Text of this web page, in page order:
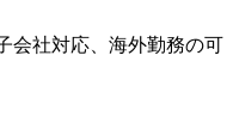
会社対応、海外勤務の可